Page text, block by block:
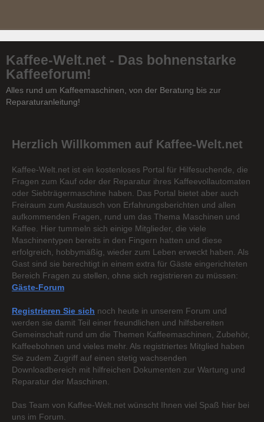
Kaffee-Welt.net - Das bohnenstarke
Kaffeeforum!
Alles rund um Kaffeemaschinen, von der Beratung bis zur
Reparaturanleitung!
Herzlich Willkommen auf Kaffee-Welt.net
Kaffee-Welt.net ist ein kostenloses Portal für Hilfesuchende, die
Fragen zum Kauf oder der Reparatur ihres Kaffeevollautomaten
oder Siebträgermaschine haben. Das Portal bietet aber auch
Freiraum zum Austausch von Erfahrungsberichten und allen
aufkommenden Fragen, rund um das Thema Maschinen und
Kaffee. Hier tummeln sich einige Mitglieder, die viele
Maschinentypen bereits in den Fingern hatten und diese
erfolgreich, hobbymäßig, wieder zum Leben erweckt haben. Als
Gast sind sie berechtigt in einem extra für Gäste eingerichteten
Bereich Fragen zu stellen, ohne sich registrieren zu müssen:
Gäste-Forum
Registrieren Sie sich noch heute in unserem Forum und
werden sie damit Teil einer freundlichen und hilfsbereiten
Gemeinschaft rund um die Themen Kaffeemaschinen, Zubehör,
Kaffeebohnen und vieles mehr. Als registriertes Mitglied haben
Sie zudem Zugriff auf einen stetig wachsenden
Downloadbereich mit hilfreichen Dokumenten zur Wartung und
Reparatur der Maschinen.
Das Team von Kaffee-Welt.net wünscht Ihnen viel Spaß hier bei
uns im Forum.